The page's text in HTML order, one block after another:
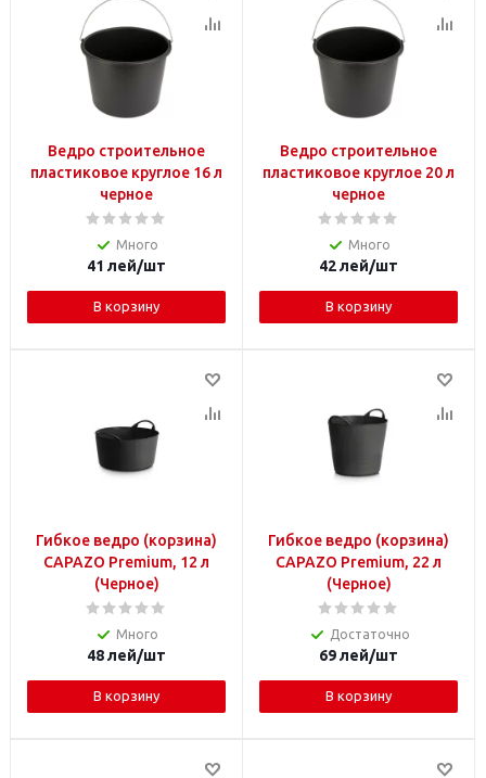
Ведро строительное
пластиковое круглое 16 л
черное
Много
41 лей/шт
В корзину
Ведро строительное
пластиковое круглое 20 л
черное
Много
42лей/шт
В корзину
Гибкое ведро (корзина)
CAPAZO Premium, 12 л
(Черное)
Много
48лей/шт
В корзину
Гибкое ведро (корзина)
CAPAZO Premium, 22 л
(Черное)
Достаточно
69лей/шт
В корзину